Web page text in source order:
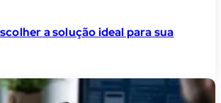
a solução ideal para sua